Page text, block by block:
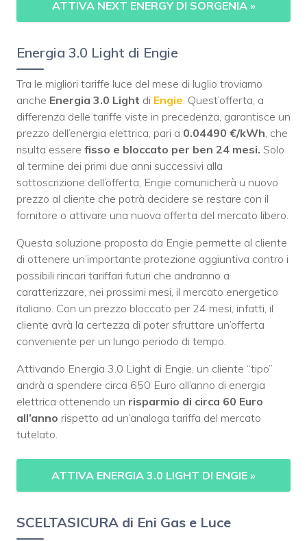
ATTIVA NEXT ENERGY DI SORGENIA »
Energia 3.0 Light di Engie
Tra le migliori tariffe luce del mese di luglio troviamo
anche Energia 3.0 Light di Engie . Quest’offerta, a
differenza delle tariffe viste in precedenza, garantisce un
prezzo dell’energia elettrica, pari a 0.04490 €/kWh , che
risulta essere fisso e bloccato per ben 24 mesi. Solo
al termine dei primi due anni successivi alla
sottoscrizione dell’offerta, Engie comunicherà u nuovo
prezzo al cliente che potrà decidere se restare con il
fornitore o attivare una nuova offerta del mercato libero.
Questa soluzione proposta da Engie permette al cliente
di ottenere un’importante protezione aggiuntiva contro i
possibili rincari tariffari futuri che andranno a
caratterizzare, nei prossimi mesi, il mercato energetico
italiano. Con un prezzo bloccato per 24 mesi, infatti, il
cliente avrà la certezza di poter sfruttare un’offerta
conveniente per un lungo periodo di tempo.
Attivando Energia 3.0 Light di Engie, un cliente “tipo”
andrà a spendere circa 650 Euro all’anno di energia
elettrica ottenendo un risparmio di circa 60 Euro
all’anno rispetto ad un’analoga tariffa del mercato
tutelato.
ATTIVA ENERGIA 3.0 LIGHT DI ENGIE »
SCELTASICURA di Eni Gas e Luce